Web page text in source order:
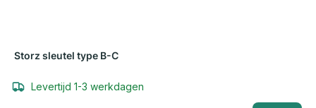
Storz sleutel type B-C
Levertijd 1-3 werkdagen